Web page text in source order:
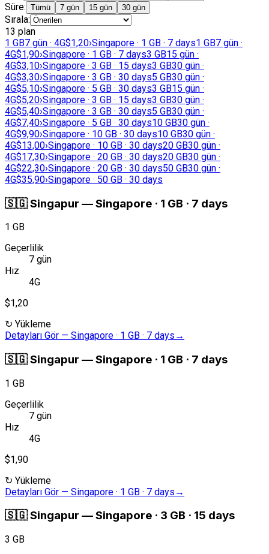
Süre: Tümü 7 gün 15 gün 30 gün
Sırala:
13 plan
1 GB7 gün · 4G$1,20›Singapore · 1 GB · 7 days1 GB7 gün ·
4G$1,90›Singapore · 1 GB · 7 days3 GB15 gün ·
4G$3,10›Singapore · 3 GB · 15 days3 GB30 gün ·
4G$3,30›Singapore · 3 GB · 30 days5 GB30 gün ·
4G$5,10›Singapore · 5 GB · 30 days3 GB15 gün ·
4G$5,20›Singapore · 3 GB · 15 days3 GB30 gün ·
4G$5,40›Singapore · 3 GB · 30 days5 GB30 gün ·
4G$7,40›Singapore · 5 GB · 30 days10 GB30 gün ·
4G$9,90›Singapore · 10 GB · 30 days10 GB30 gün ·
4G$13,00›Singapore · 10 GB · 30 days20 GB30 gün ·
4G$17,30›Singapore · 20 GB · 30 days20 GB30 gün ·
4G$22,30›Singapore · 20 GB · 30 days50 GB30 gün ·
4G$35,90›Singapore · 50 GB · 30 days
🇸🇬Singapur —Singapore · 1 GB · 7 days
1 GB
Geçerlilik
7 gün
Hız
4G
$1,20
↻ Yükleme
Detayları Gör — Singapore · 1 GB · 7 days →
🇸🇬Singapur —Singapore · 1 GB · 7 days
1 GB
Geçerlilik
7 gün
Hız
4G
$1,90
↻ Yükleme
Detayları Gör — Singapore · 1 GB · 7 days →
🇸🇬Singapur —Singapore · 3 GB · 15 days
3 GB